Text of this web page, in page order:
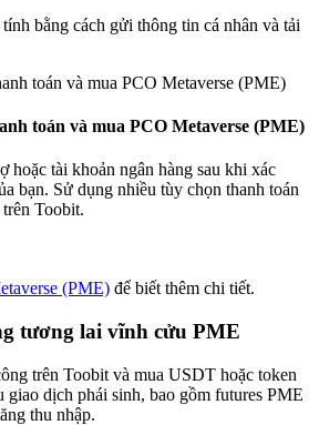
bằng cách gửi thông tin cá nhân và tải
toán và mua PCO Metaverse (PME)
hoặc tài khoản ngân hàng sau khi xác
bạn. Sử dụng nhiều tùy chọn thanh toán
Toobit.
(PME) để biết thêm chi tiết.
tương lai vĩnh cửu PME
trên Toobit và mua USDT hoặc token
giao dịch phái sinh, bao gồm futures PME
thu nhập.